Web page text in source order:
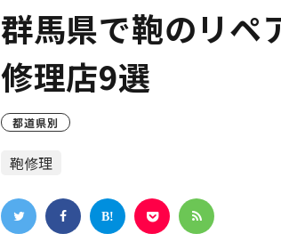
群馬県で鞄のリペ
修理店9選
都道県別
鞄修理